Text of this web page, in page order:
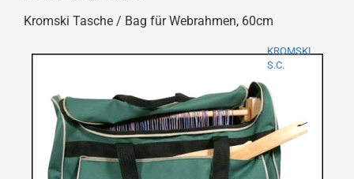
Kromski Tasche / Bag für Webrahmen, 60cm
KROMSKI
S.C.